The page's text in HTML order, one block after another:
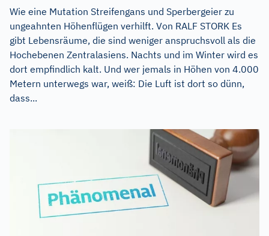
Wie eine Mutation Streifengans und Sperbergeier zu
ungeahnten Höhenflügen verhilft. Von RALF STORK Es
gibt Lebensräume, die sind weniger anspruchsvoll als die
Hochebenen Zentralasiens. Nachts und im Winter wird es
dort empfindlich kalt. Und wer jemals in Höhen von 4.000
Metern unterwegs war, weiß: Die Luft ist dort so dünn,
dass...